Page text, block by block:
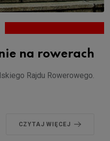
na rowerach
Rajdu Rowerowego.
CZYTAJ WIĘCEJ